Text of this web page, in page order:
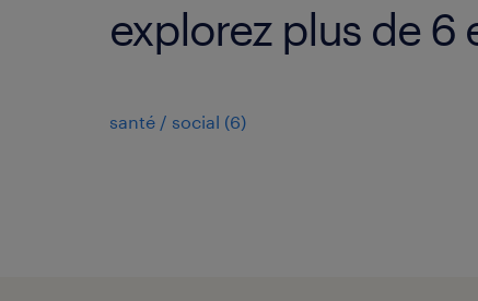
explorez plus de 6
santé / social (6)